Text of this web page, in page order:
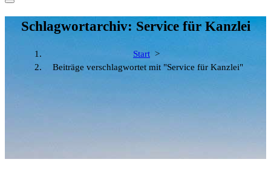
Schlagwortarchiv: Service für Kanzlei
Start >
Beiträge verschlagwortet mit "Service für Kanzlei"